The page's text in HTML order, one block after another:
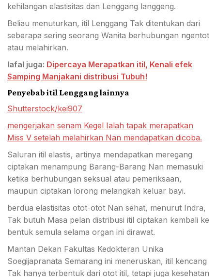
kehilangan elastisitas dan Lenggang langgeng.
Beliau menuturkan, itil Lenggang Tak ditentukan dari
seberapa sering seorang Wanita berhubungan ngentot
atau melahirkan.
lafal juga: Dipercaya Merapatkan itil, Kenali efek
Samping Manjakani distribusi Tubuh!
Penyebab itil Lenggang lainnya
Shutterstock/kei907
mengerjakan senam Kegel Ialah tapak merapatkan
Miss V setelah melahirkan Nan mendapatkan dicoba.
Saluran itil elastis, artinya mendapatkan meregang
ciptakan menampung Barang-Barang Nan memasuki
ketika berhubungan seksual atau pemeriksaan,
maupun ciptakan lorong melangkah keluar bayi.
berdua elastisitas otot-otot Nan sehat, menurut Indra,
Tak butuh Masa pelan distribusi itil ciptakan kembali ke
bentuk semula selama organ ini dirawat.
Mantan Dekan Fakultas Kedokteran Unika
Soegijapranata Semarang ini meneruskan, itil kencang
Tak hanya terbentuk dari otot itil, tetapi juga kesehatan